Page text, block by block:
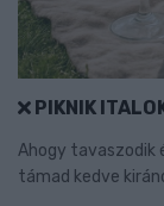
PIKNIK
Ahogy tavaszodik
támad kedve